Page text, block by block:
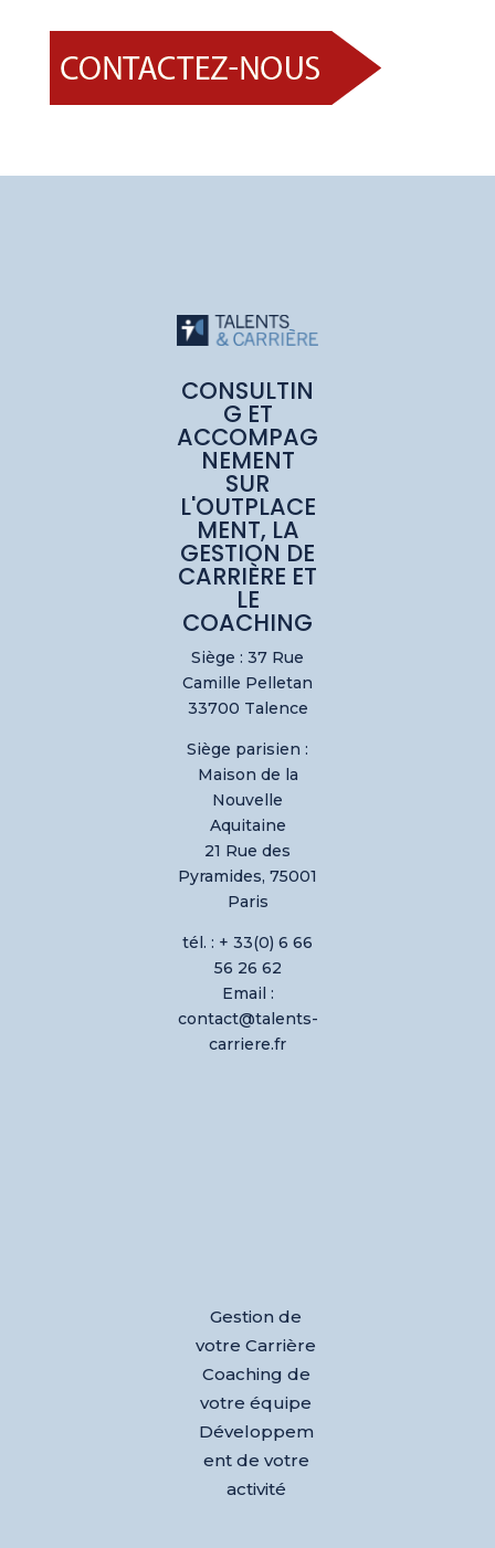
CONSULTIN
G ET
ACCOMPAG
NEMENT
SUR
L'OUTPLACE
MENT, LA
GESTION DE
CARRIÈRE ET
LE
COACHING
Siège : 37 Rue
Camille Pelletan
33700 Talence
Siège parisien :
Maison de la
Nouvelle
Aquitaine
21 Rue des
Pyramides, 75001
Paris
tél. : + 33(0) 6 66
56 26 62
Email :
contact@talents-
carriere.fr
Gestion de
votre Carrière
Coaching de
votre équipe
Développem
ent de votre
activité